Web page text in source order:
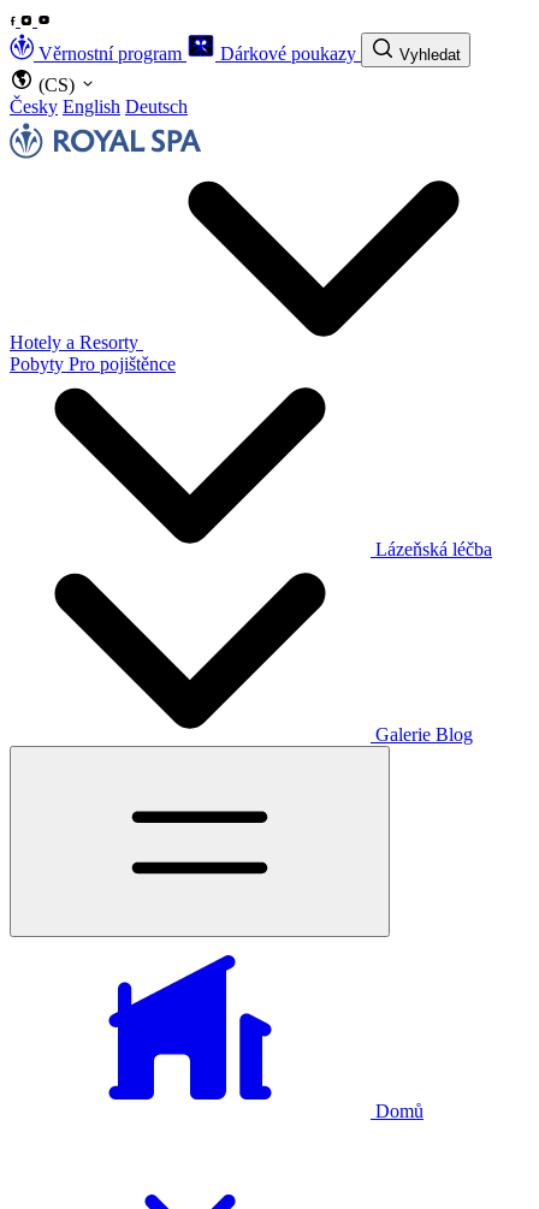
Věrnostní program Dárkové poukazy Vyhledat
(CS)
Česky English Deutsch
Hotely a Resorty
Pobyty Pro pojištěnce
Lázeňská léčba
Galerie Blog
Domů